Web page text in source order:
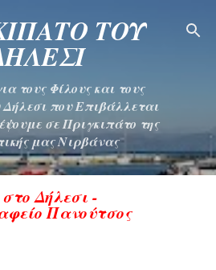
κύριο περιεχόμενο
ΤΟΥ
τους Φίλους και τους
Δήλεσι που Επιβάλλεται
σε Πριγκιπάτο της
μας Νιρβάνας
Δήλεσι -
Πανούτσος